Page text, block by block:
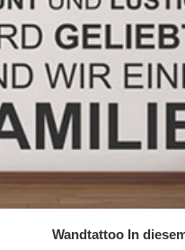
Wandtattoo In